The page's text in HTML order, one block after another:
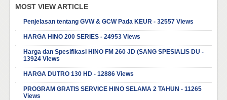
MOST VIEW ARTICLE
Penjelasan tentang GVW & GCW Pada KEUR - 32557 Views
HARGA HINO 200 SERIES - 24953 Views
Harga dan Spesifikasi HINO FM 260 JD (SANG SPESIALIS DU -
13924 Views
HARGA DUTRO 130 HD - 12886 Views
PROGRAM GRATIS SERVICE HINO SELAMA 2 TAHUN - 11265
Views